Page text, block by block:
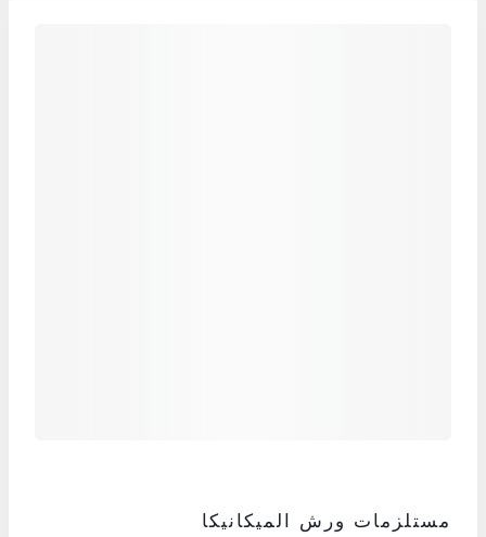
مستلزمات ورش الميكانيكا